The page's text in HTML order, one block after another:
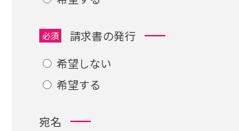
請求書の発行
必須
希望しない
希望する
宛名